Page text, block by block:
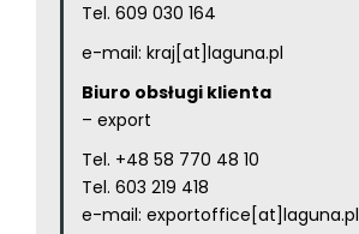
Tel. 609 030 164
e-mail: kraj[at]laguna.pl
Biuro obsługi klienta
– export
Tel. +48 58 770 48 10
Tel. 603 219 418
e-mail: exportoffice[at]laguna.pl